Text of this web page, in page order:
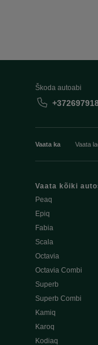
Škoda autoabi
Vaata ka Vaata
Vaata kõiki
Peaq
Epiq
Fabia
Scala
Octavia
Octavia Combi
Superb
Superb Combi
Kamiq
Karoq
Kodiaq